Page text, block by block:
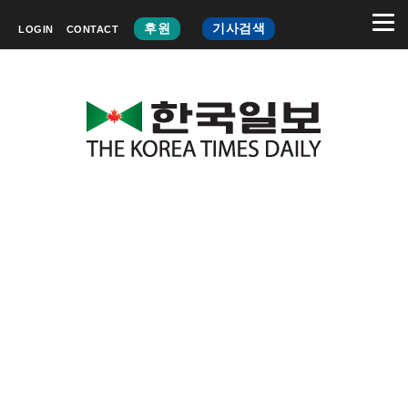
LOGIN CONTACT 후원 기사검색